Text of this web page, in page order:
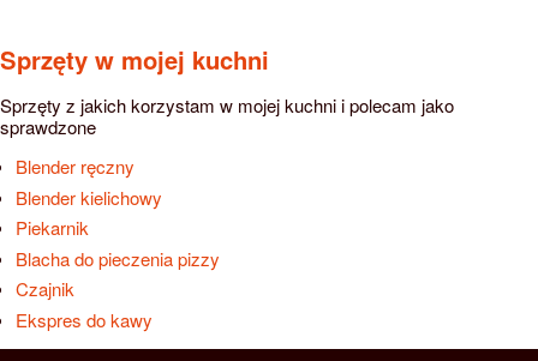
Sprzęty w mojej kuchni
Sprzęty z jakich korzystam w mojej kuchni i polecam jako
sprawdzone
Blender ręczny
Blender kielichowy
Piekarnik
Blacha do pieczenia pizzy
Czajnik
Ekspres do kawy